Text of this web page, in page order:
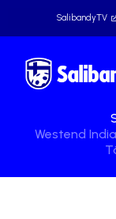
SalibandyTV
Westend